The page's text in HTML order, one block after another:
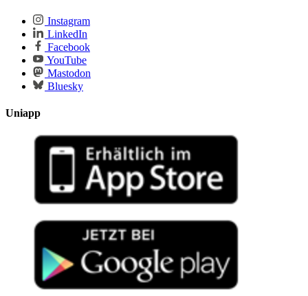
Instagram
LinkedIn
Facebook
YouTube
Mastodon
Bluesky
Uniapp